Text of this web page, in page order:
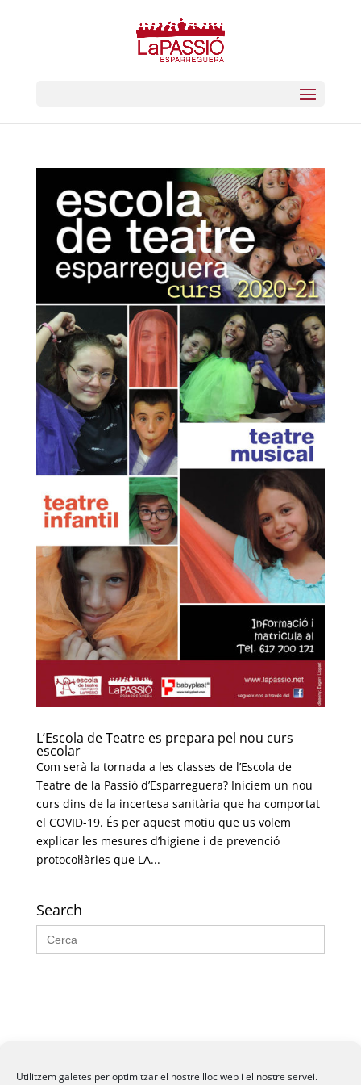
Utilitzem galetes per optimitzar el nostre lloc web i el nostre servei.
L’Escola de Teatre es prepara pel nou curs
escolar
Com serà la tornada a les classes de l’Escola de
Teatre de la Passió d’Esparreguera? Iniciem un nou
curs dins de la incertesa sanitària que ha comportat
el COVID-19. És per aquest motiu que us volem
explicar les mesures d’higiene i de prevenció
protocol·làries que LA...
Search
Search
for:
Fundació La Passió d’Esparreguera, 2026